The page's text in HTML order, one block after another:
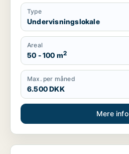
Type
Undervisningslokale
Areal
50 - 100 m2
Max. per måned
6.500 DKK
Mere info